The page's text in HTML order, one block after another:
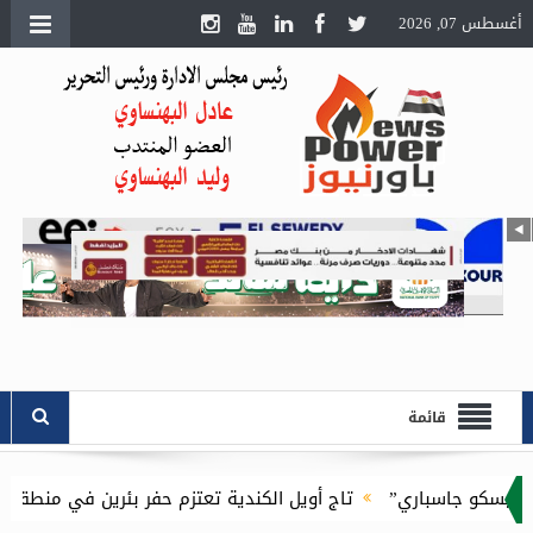
أغسطس 07, 2026
قائمة
جاسباري”
تاج أويل الكندية تعتزم حفر بئرين في منطقة بدر بالصحراء